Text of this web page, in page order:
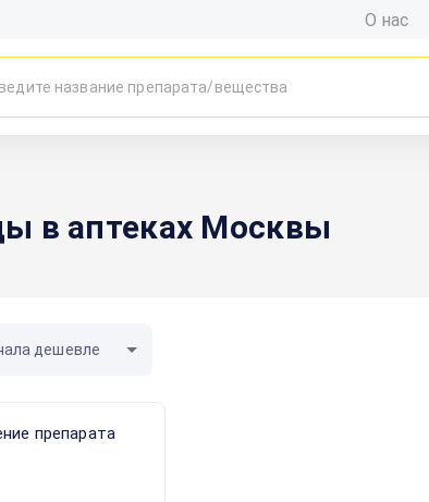
О нас
в аптеках Москвы
дешевле